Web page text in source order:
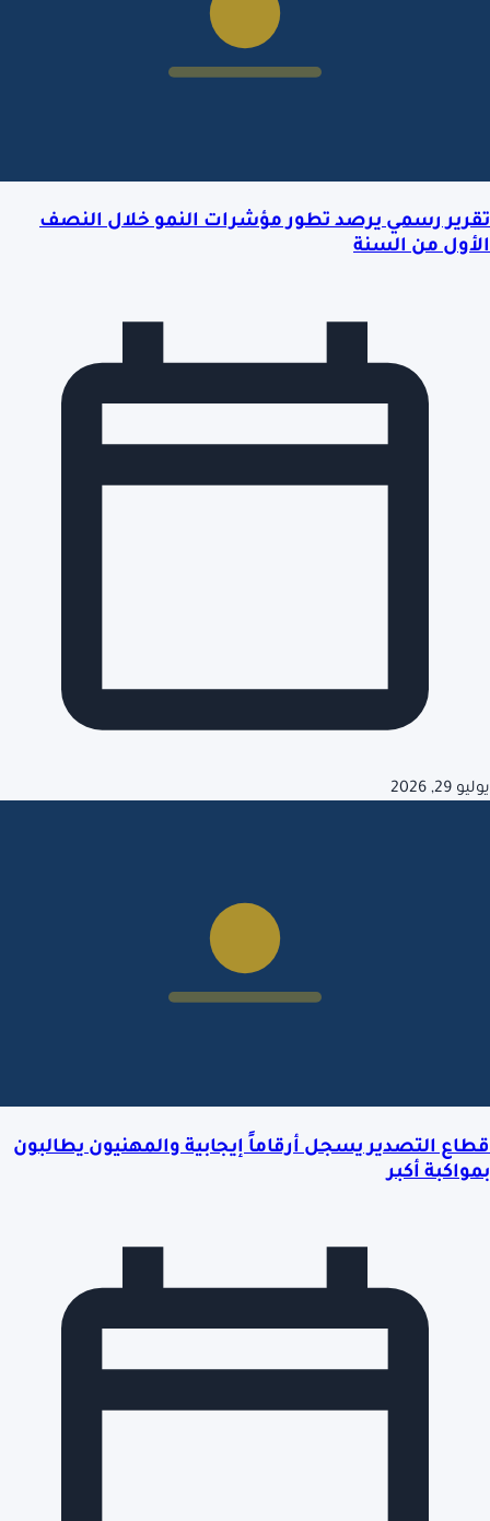
تقرير رسمي يرصد تطور مؤشرات النمو خلال النصف
الأول من السنة
يوليو 29, 2026
قطاع التصدير يسجل أرقاماً إيجابية والمهنيون يطالبون
بمواكبة أكبر